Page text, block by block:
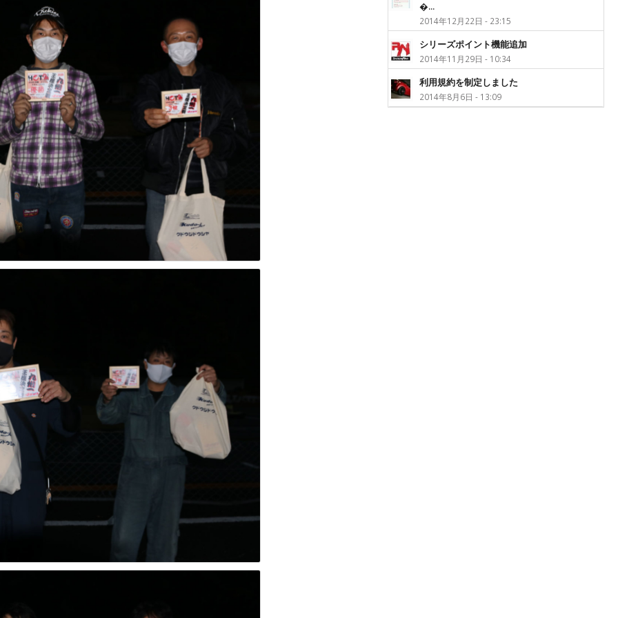
ト・ビギナークラス
ト・ミドルクラス
�...
2014年12月22日 - 23:15
シリーズポイント機能追加
2014年11月29日 - 10:34
利用規約を制定しました
2014年8月6日 - 13:09